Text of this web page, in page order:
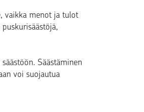
vaikka menot ja tulot
Säästäminen
voi suojautua